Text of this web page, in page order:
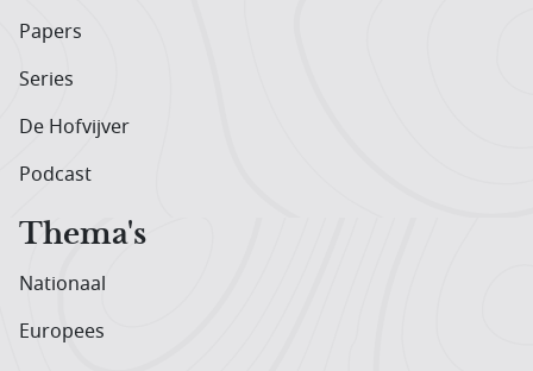
Papers
Series
De Hofvijver
Podcast
Thema's
Nationaal
Europees